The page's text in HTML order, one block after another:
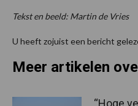
Tekst en beeld: Martin de Vries
U heeft zojuist een bericht
Meer artikelen
“Hoge